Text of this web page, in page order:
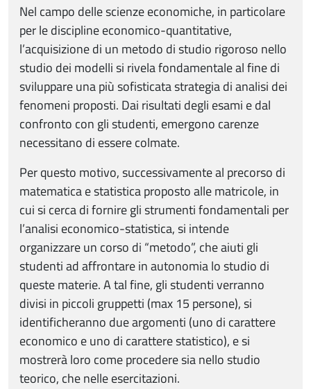
Nel campo delle scienze economiche, in particolare
per le discipline economico-quantitative,
l’acquisizione di un metodo di studio rigoroso nello
studio dei modelli si rivela fondamentale al fine di
sviluppare una più sofisticata strategia di analisi dei
fenomeni proposti. Dai risultati degli esami e dal
confronto con gli studenti, emergono carenze
necessitano di essere colmate.
Per questo motivo, successivamente al precorso di
matematica e statistica proposto alle matricole, in
cui si cerca di fornire gli strumenti fondamentali per
l’analisi economico-statistica, si intende
organizzare un corso di “metodo”, che aiuti gli
studenti ad affrontare in autonomia lo studio di
queste materie. A tal fine, gli studenti verranno
divisi in piccoli gruppetti (max 15 persone), si
identificheranno due argomenti (uno di carattere
economico e uno di carattere statistico), e si
mostrerà loro come procedere sia nello studio
teorico, che nelle esercitazioni.